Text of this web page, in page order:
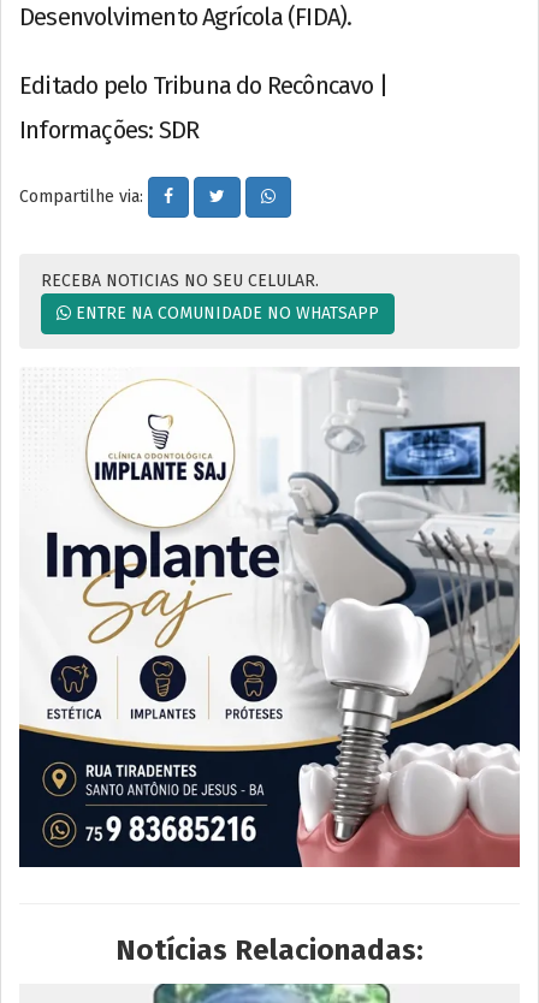
Desenvolvimento Agrícola (FIDA).
Editado pelo Tribuna do Recôncavo |
Informações: SDR
Compartilhe via:
RECEBA NOTICIAS NO SEU CELULAR.
ENTRE NA COMUNIDADE NO WHATSAPP
Notícias Relacionadas: